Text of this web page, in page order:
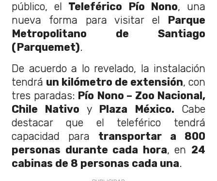
público, el Teleférico Pío Nono, una
nueva forma para visitar el Parque
Metropolitano de Santiago
(Parquemet).
De acuerdo a lo revelado, la instalación
tendrá un kilómetro de extensión, con
tres paradas: Pío Nono – Zoo Nacional,
Chile Nativo y Plaza México. Cabe
destacar que el teleférico tendrá
capacidad para transportar a 800
personas durante cada hora, en 24
cabinas de 8 personas cada una.